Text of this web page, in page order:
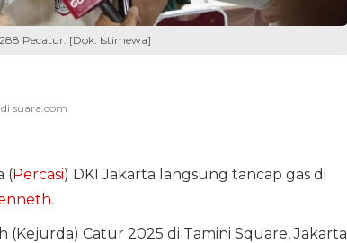
Pecatur. [Dok. Istimewa]
(Percasi) DKI Jakarta langsung tancap gas di
.
Catur 2025 di Tamini Square, Jakarta